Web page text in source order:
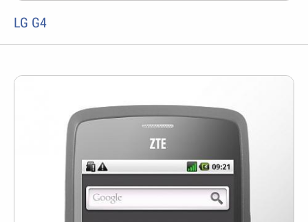
LG G4